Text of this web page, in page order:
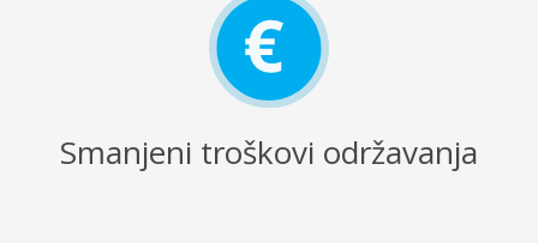
Smanjeni troškovi održavanja